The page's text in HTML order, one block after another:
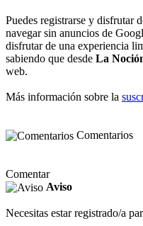
Puedes registrarse y disfrutar
navegar sin anuncios de
disfrutar de una experiencia
sabiendo que desde La
web.
Más información sobre la
Comentarios
Comentar
Aviso
Necesitas estar registrado/a